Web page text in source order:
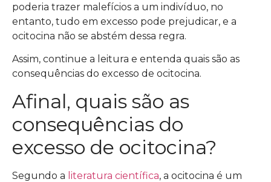
poderia trazer malefícios a um indivíduo, no
entanto, tudo em excesso pode prejudicar, e a
ocitocina não se abstém dessa regra.
Assim, continue a leitura e entenda quais são as
consequências do excesso de ocitocina.
Afinal, quais são as
consequências do
excesso de ocitocina?
Segundo a literatura científica, a ocitocina é um